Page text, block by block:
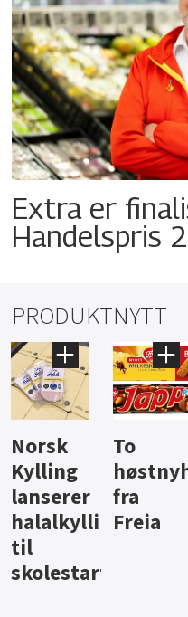
Extra er
Handelspris
PRODUKTNYTT
Knalltall
for Açai
Bowl
Aass vil
bli
i lite-